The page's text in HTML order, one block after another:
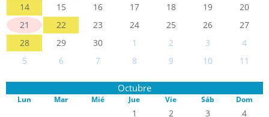
14
15 16 17 18 19
20
21
22 23 24 25 26
27
28
29 30 1 2 3
4
5
6 7 8 9 10 11
Octubre
Lun Mar Mié Jue Vie Sáb Dom
1 2 3 4